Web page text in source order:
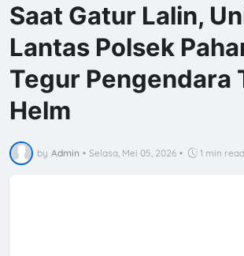
Saat Gatur Lalin,
Lantas Polsek
Tegur Pengendara
Helm
by Admin • Selasa, Mei 05, 2026 • 1 min read